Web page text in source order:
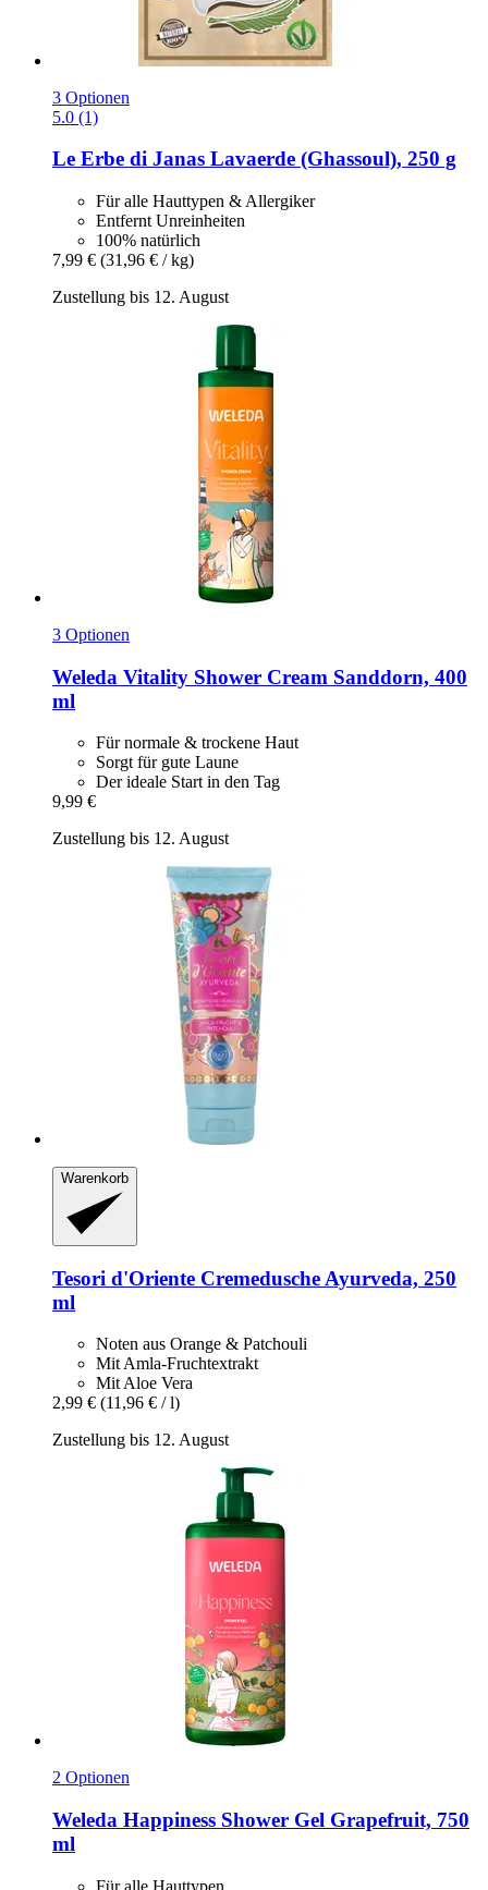
3 Optionen
5.0 (1)
Le Erbe di Janas Lavaerde (Ghassoul), 250 g
Für alle Hauttypen & Allergiker
Entfernt Unreinheiten
100% natürlich
7,99 € (31,96 € / kg)
Zustellung bis 12. August
3 Optionen
Weleda Vitality Shower Cream Sanddorn, 400
ml
Für normale & trockene Haut
Sorgt für gute Laune
Der ideale Start in den Tag
9,99 €
Zustellung bis 12. August
Warenkorb
Tesori d'Oriente Cremedusche Ayurveda, 250
ml
Noten aus Orange & Patchouli
Mit Amla-Fruchtextrakt
Mit Aloe Vera
2,99 € (11,96 € / l)
Zustellung bis 12. August
2 Optionen
Weleda Happiness Shower Gel Grapefruit, 750
ml
Für alle Hauttypen